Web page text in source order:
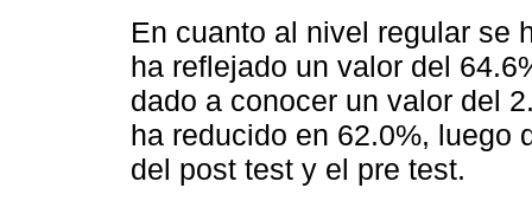
En cuanto al nivel regular se
ha reflejado un valor del
dado a conocer un valor del
ha reducido en 62.0%, luego
del post test y el pre test.